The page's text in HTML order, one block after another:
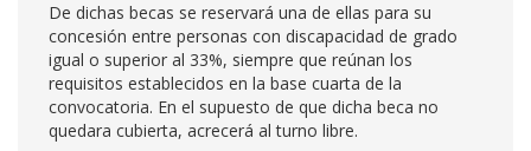
De dichas becas se reservará una de ellas para su
concesión entre personas con discapacidad de grado
igual o superior al 33%, siempre que reúnan los
requisitos establecidos en la base cuarta de la
convocatoria. En el supuesto de que dicha beca no
quedara cubierta, acrecerá al turno libre.